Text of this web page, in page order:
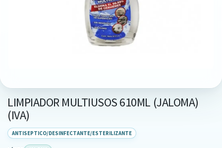
LIMPIADOR MULTIUSOS 610ML (JALOMA)
(IVA)
ANTISEPTICO/DESINFECTANTE/ESTERILIZANTE